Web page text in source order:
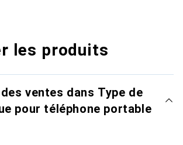
les produits
ventes dans Type de
pour téléphone portable